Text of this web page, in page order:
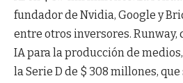
fundador de Nvidia, Google y
entre otros inversores. Runway,
IA para la producción de
la Serie D de $ 308 millones,